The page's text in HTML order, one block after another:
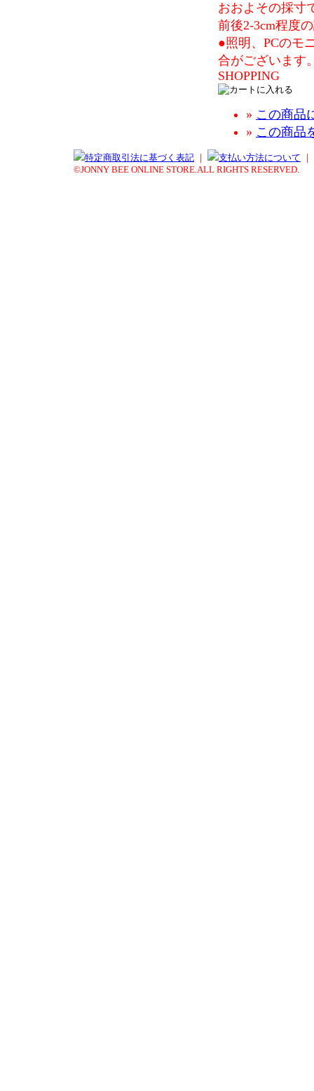
おおよその採寸
前後2-3cm程度
●照明、PCのモ
合がございます
SHOPPING
» この商品
» この商品
特定商取引法に基づく表記 ｜ 支払い方法について ｜
©JONNY BEE ONLINE STORE.ALL RIGHTS RESERVED.